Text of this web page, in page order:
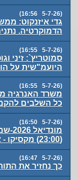
(5-7-26 16:56)
גדי איזנקוט:
הדמוקרטיה.
(5-7-26 16:55)
סמוטריץ`: זיני
היועמ"שית על
(5-7-26 16:55)
משרד האנרגיה
כל השלבים
(5-7-26 16:50)
(23:00) מקסיקו - אנגליה (03:00)
(5-7-26 16:47)
כך נחזיר את